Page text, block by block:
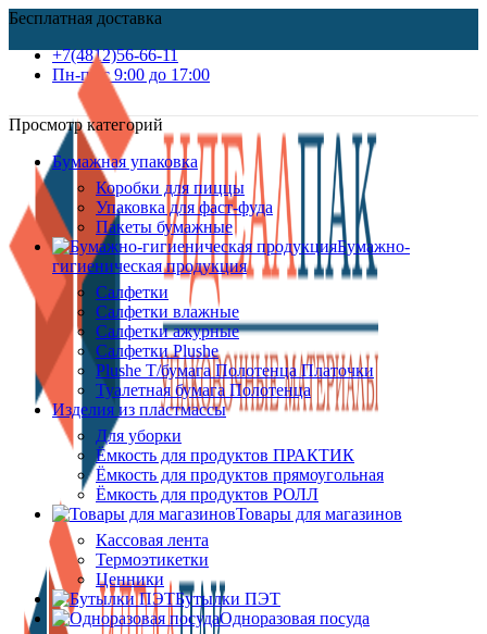
Бесплатная доставка
+7(4812)56-66-11
Пн-пт c 9:00 до 17:00
Просмотр категорий
Бумажная упаковка
Коробки для пиццы
Упаковка для фаст-фуда
Пакеты бумажные
Бумажно-
гигиеническая продукция
Салфетки
Салфетки влажные
Салфетки ажурные
Салфетки Plushe
Plushe Т/бумага Полотенца Платочки
Туалетная бумага Полотенца
Изделия из пластмассы
Для уборки
Ёмкость для продуктов ПРАКТИК
Ёмкость для продуктов прямоугольная
Ёмкость для продуктов РОЛЛ
Товары для магазинов
Кассовая лента
Термоэтикетки
Ценники
Бутылки ПЭТ
Одноразовая посуда